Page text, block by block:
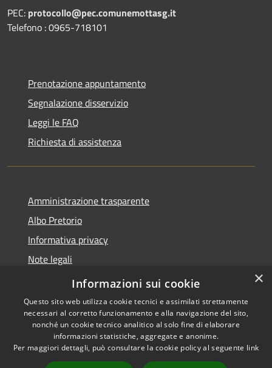
PEC: protocollo@pec.comunemottasg.it
Telefono : 0965-718101
Prenotazione appuntamento
Segnalazione disservizio
Leggi le FAQ
Richiesta di assistenza
Amministrazione trasparente
Albo Pretorio
Informativa privacy
Note legali
Dichiarazione di accessibilità
Accessibilità
Copyright © 2026 • Comune di
Motta San Giovanni • Powered
×
Informazioni sui cookie
Questo sito web utilizza cookie tecnici e assimilati strettamente
necessari al corretto funzionamento e alla navigazione del sito,
nonché un cookie tecnico analitico al solo fine di elaborare
informazioni statistiche, aggregate e anonime.
Per maggiori dettagli, può consultare la cookie policy al seguente link